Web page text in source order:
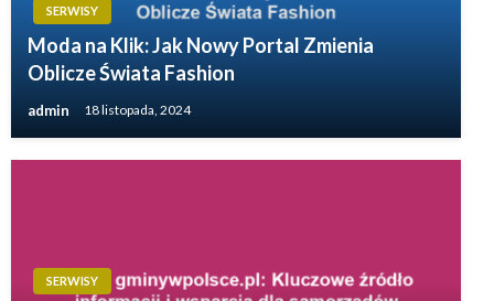
SERWISY
Moda na Klik: Jak Nowy Portal Zmienia
Oblicze Świata Fashion
admin 18 listopada, 2024
SERWISY